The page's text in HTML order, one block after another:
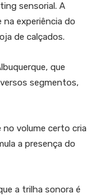
sensorial. A
experiência do
de calçados.
que
segmentos,
volume certo cria
a presença do
a trilha sonora é